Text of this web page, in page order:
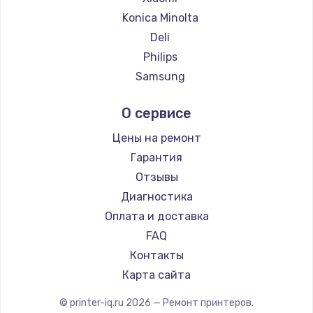
Замена температурного датчика
2500 руб.
Заказать
Замена электроконфорки
Техобслуживание
900 руб.
Заказать
Установка / подключение / демонтаж
1300 руб.
Заказать
Konica Minolta
Deli
Philips
Samsung
Lexmark
Sharp
TSC
Fujitsu
Godex
О сервисе
Цены на ремонт
Гарантия
Отзывы
Диагностика
Оплата и доставка
FAQ
Контакты
Карта сайта
© printer-iq.ru 2026 — Ремонт принтеров.